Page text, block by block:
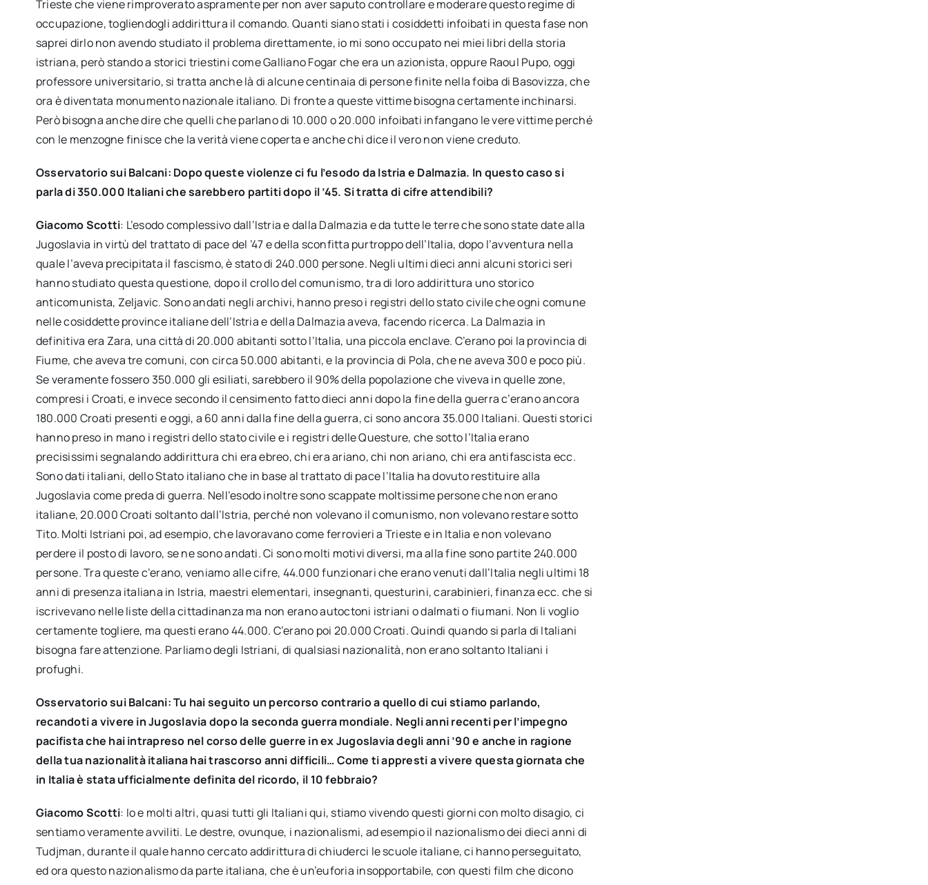
Trieste che viene rimproverato aspramente per non aver saputo controllare e moderare questo regime di
occupazione, togliendogli addirittura il comando. Quanti siano stati i cosiddetti infoibati in questa fase non
saprei dirlo non avendo studiato il problema direttamente, io mi sono occupato nei miei libri della storia
istriana, però stando a storici triestini come Galliano Fogar che era un azionista, oppure Raoul Pupo, oggi
professore universitario, si tratta anche là di alcune centinaia di persone finite nella foiba di Basovizza, che
ora è diventata monumento nazionale italiano. Di fronte a queste vittime bisogna certamente inchinarsi.
Però bisogna anche dire che quelli che parlano di 10.000 o 20.000 infoibati infangano le vere vittime perché
con le menzogne finisce che la verità viene coperta e anche chi dice il vero non viene creduto.
Osservatorio sui Balcani: Dopo queste violenze ci fu l’esodo da Istria e Dalmazia. In questo caso si
parla di 350.000 Italiani che sarebbero partiti dopo il ’45. Si tratta di cifre attendibili?
Giacomo Scotti: L’esodo complessivo dall’Istria e dalla Dalmazia e da tutte le terre che sono state date alla
Jugoslavia in virtù del trattato di pace del ’47 e della sconfitta purtroppo dell’Italia, dopo l’avventura nella
quale l’aveva precipitata il fascismo, è stato di 240.000 persone. Negli ultimi dieci anni alcuni storici seri
hanno studiato questa questione, dopo il crollo del comunismo, tra di loro addirittura uno storico
anticomunista, Zeljavic. Sono andati negli archivi, hanno preso i registri dello stato civile che ogni comune
nelle cosiddette province italiane dell’Istria e della Dalmazia aveva, facendo ricerca. La Dalmazia in
definitiva era Zara, una città di 20.000 abitanti sotto l’Italia, una piccola enclave. C’erano poi la provincia di
Fiume, che aveva tre comuni, con circa 50.000 abitanti, e la provincia di Pola, che ne aveva 300 e poco più.
Se veramente fossero 350.000 gli esiliati, sarebbero il 90% della popolazione che viveva in quelle zone,
compresi i Croati, e invece secondo il censimento fatto dieci anni dopo la fine della guerra c’erano ancora
180.000 Croati presenti e oggi, a 60 anni dalla fine della guerra, ci sono ancora 35.000 Italiani. Questi storici
hanno preso in mano i registri dello stato civile e i registri delle Questure, che sotto l’Italia erano
precisissimi segnalando addirittura chi era ebreo, chi era ariano, chi non ariano, chi era antifascista ecc.
Sono dati italiani, dello Stato italiano che in base al trattato di pace l’Italia ha dovuto restituire alla
Jugoslavia come preda di guerra. Nell’esodo inoltre sono scappate moltissime persone che non erano
italiane, 20.000 Croati soltanto dall’Istria, perché non volevano il comunismo, non volevano restare sotto
Tito. Molti Istriani poi, ad esempio, che lavoravano come ferrovieri a Trieste e in Italia e non volevano
perdere il posto di lavoro, se ne sono andati. Ci sono molti motivi diversi, ma alla fine sono partite 240.000
persone. Tra queste c’erano, veniamo alle cifre, 44.000 funzionari che erano venuti dall’Italia negli ultimi 18
anni di presenza italiana in Istria, maestri elementari, insegnanti, questurini, carabinieri, finanza ecc. che si
iscrivevano nelle liste della cittadinanza ma non erano autoctoni istriani o dalmati o fiumani. Non li voglio
certamente togliere, ma questi erano 44.000. C’erano poi 20.000 Croati. Quindi quando si parla di Italiani
bisogna fare attenzione. Parliamo degli Istriani, di qualsiasi nazionalità, non erano soltanto Italiani i
profughi.
Osservatorio sui Balcani: Tu hai seguito un percorso contrario a quello di cui stiamo parlando,
recandoti a vivere in Jugoslavia dopo la seconda guerra mondiale. Negli anni recenti per l’impegno
pacifista che hai intrapreso nel corso delle guerre in ex Jugoslavia degli anni ’90 e anche in ragione
della tua nazionalità italiana hai trascorso anni difficili… Come ti appresti a vivere questa giornata che
in Italia è stata ufficialmente definita del ricordo, il 10 febbraio?
Giacomo Scotti: Io e molti altri, quasi tutti gli Italiani qui, stiamo vivendo questi giorni con molto disagio, ci
sentiamo veramente avviliti. Le destre, ovunque, i nazionalismi, ad esempio il nazionalismo dei dieci anni di
Tudjman, durante il quale hanno cercato addirittura di chiuderci le scuole italiane, ci hanno perseguitato,
ed ora questo nazionalismo da parte italiana, che è un’euforia insopportabile, con questi film che dicono